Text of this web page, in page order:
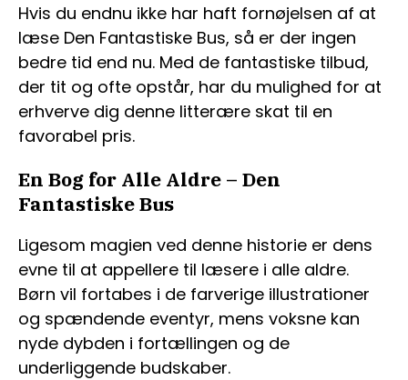
Hvis du endnu ikke har haft fornøjelsen af at
læse Den Fantastiske Bus, så er der ingen
bedre tid end nu. Med de fantastiske tilbud,
der tit og ofte opstår, har du mulighed for at
erhverve dig denne litterære skat til en
favorabel pris.
En Bog for Alle Aldre – Den
Fantastiske Bus
Ligesom magien ved denne historie er dens
evne til at appellere til læsere i alle aldre.
Børn vil fortabes i de farverige illustrationer
og spændende eventyr, mens voksne kan
nyde dybden i fortællingen og de
underliggende budskaber.